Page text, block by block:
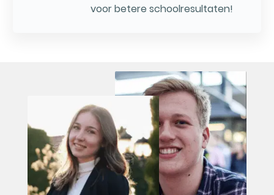
voor betere schoolresultaten!